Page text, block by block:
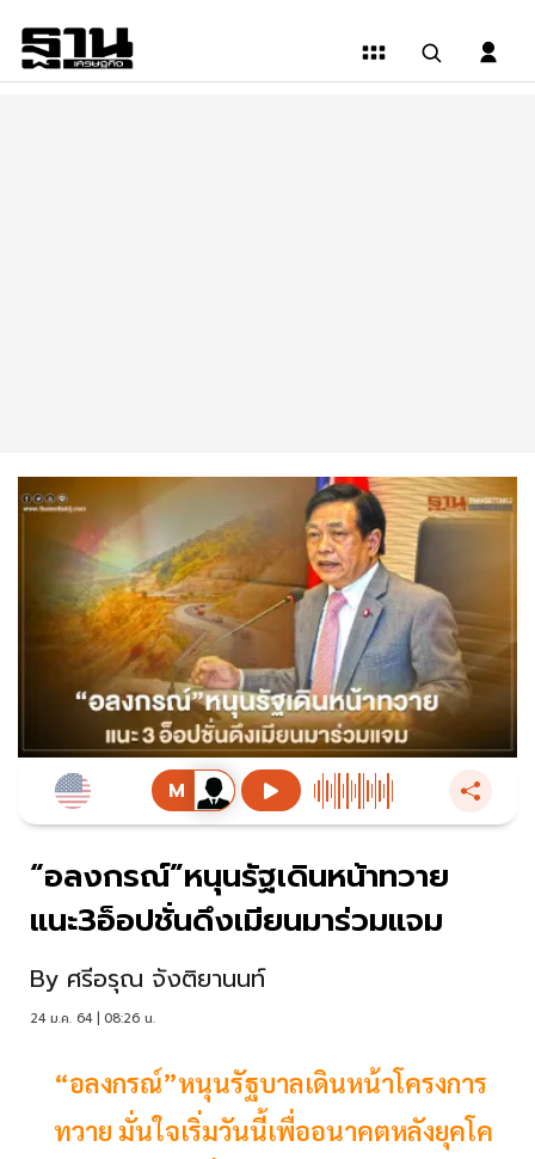
“อลงกรณ์”หนุนรัฐเดินหน้าทวาย
แนะ3อ็อปชั่นดึงเมียนมาร่วมแจม
By ศรีอรุณ จังติยานนท์
24 ม.ค. 64 | 08:26 น.
“อลงกรณ์”หนุนรัฐบาลเดินหน้าโครงการ
ทวาย มั่นใจเริ่มวันนี้เพื่ออนาคตหลังยุคโค